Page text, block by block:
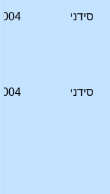
סידני
סידני